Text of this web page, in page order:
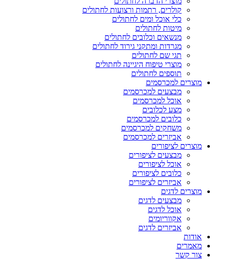
קולרים, רתמות ורצועות לחתולים
כלי אוכל ומים לחתולים
מיטות לחתולים
מנשאים וכלובים לחתולים
מגרדות ומתקני גירוד לחתולים
תגי שם לחתולים
מוצרי טיפוח היגיינה לחתולים
תוספים לחתולים
מוצרים למכרסמים
מבצעים למכרסמים
אוכל למכרסמים
מצע לכלובים
כלובים למכרסמים
משחקים למכרסמים
אביזרים למכרסמים
מוצרים לציפורים
מבצעים לציפורים
אוכל לציפורים
כלובים לציפורים
אביזרים לציפורים
מוצרים לדגים
מבצעים לדגים
אוכל לדגים
אקווריומים
אביזרים לדגים
אודות
מאמרים
צור קשר